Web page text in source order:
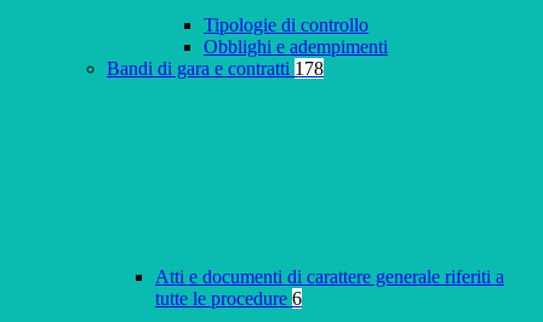
Tipologie di controllo
Obblighi e adempimenti
Bandi di gara e contratti 178
Atti e documenti di carattere generale riferiti a
tutte le procedure 6